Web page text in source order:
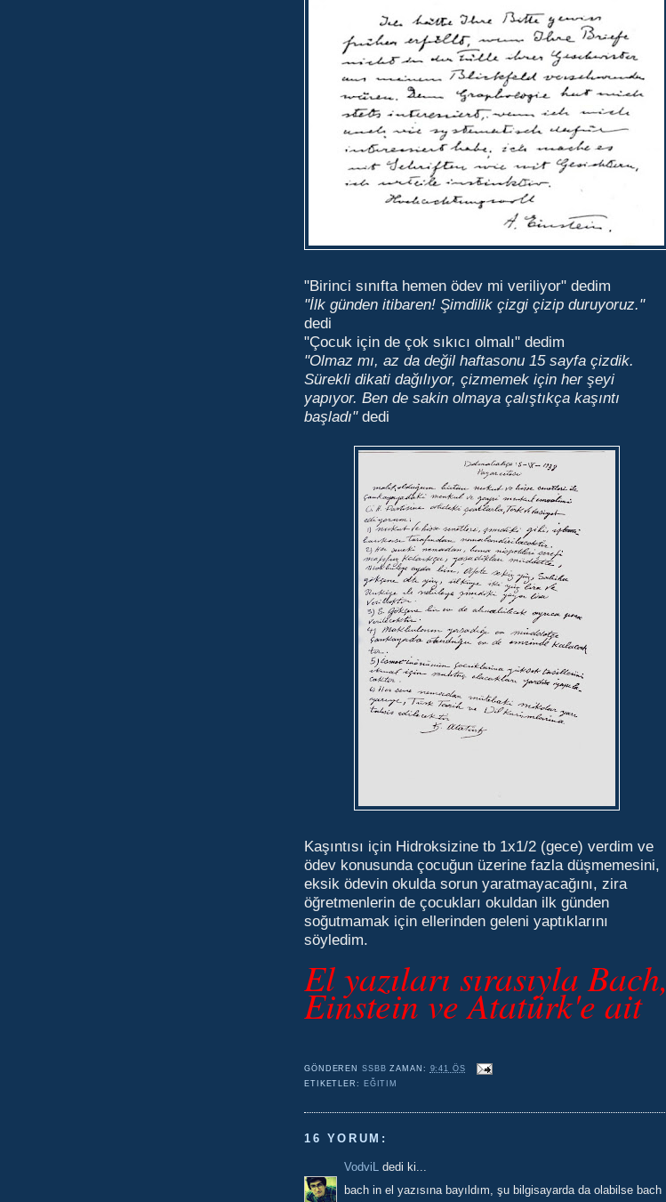
"Birinci sınıfta hemen ödev mi veriliyor" dedim
"İlk günden itibaren! Şimdilik çizgi çizip duruyoruz."
dedi
"Çocuk için de çok sıkıcı olmalı" dedim
"Olmaz mı, az da değil haftasonu 15 sayfa çizdik.
Sürekli dikati dağılıyor, çizmemek için her şeyi
yapıyor. Ben de sakin olmaya çalıştıkça kaşıntı
başladı"dedi
Kaşıntısı için Hidroksizine tb 1x1/2 (gece) verdim ve
ödev konusunda çocuğun üzerine fazla düşmemesini,
eksik ödevin okulda sorun yaratmayacağını, zira
öğretmenlerin de çocukları okuldan ilk günden
soğutmamak için ellerinden geleni yaptıklarını
söyledim.
El yazıları sırasıyla Bach,
Einstein ve Atatürk'eait
GÖNDEREN SSBB ZAMAN: 9:41 ÖS
ETIKETLER:
EĞITIM
16 YORUM:
VodviL dedi ki...
bach in el yazısına bayıldım, şu bilgisayarda da olabilse bach